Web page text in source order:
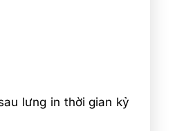
lưng in thời gian kỷ